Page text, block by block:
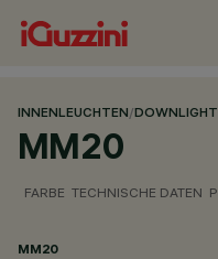
INNENLEUCHTEN/
MM20
FARBE TECHNISCHE DATEN
MM20